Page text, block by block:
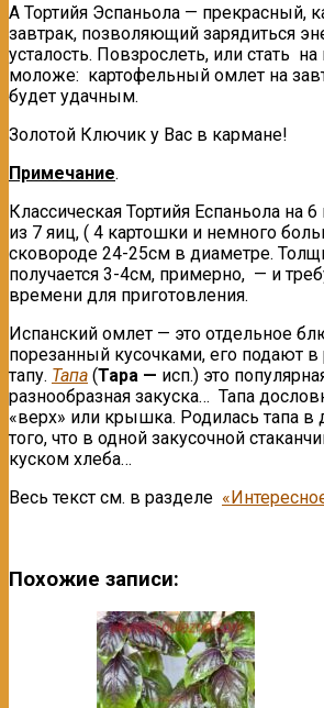
А Тортийя Эспаньола — прекрасный,
завтрак, позволяющий зарядиться
усталость. Повзрослеть, или стать
моложе: картофельный омлет на
будет удачным.
Золотой Ключик у Вас в кармане!
Примечание.
Классическая Тортийя Еспаньола на
из 7 яиц, ( 4 картошки и немного
сковороде 24-25см в диаметре.
получается 3-4см, примерно, — и
времени для приготовления.
Испанский омлет — это отдельное
порезанный кусочками, его подают в
тапу. Тапа (Tapa — исп.) это
разнообразная закуска… Тапа
«верх» или крышка. Родилась тапа в
того, что в одной закусочной
куском хлеба…
Весь текст см. в разделе
Похожие записи: